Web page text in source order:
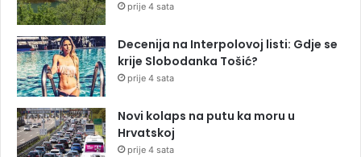
prije 4 sata
Decenija na Interpolovoj listi: Gdje se
krije Slobodanka Tošić?
prije 4 sata
Novi kolaps na putu ka moru u
Hrvatskoj
prije 4 sata